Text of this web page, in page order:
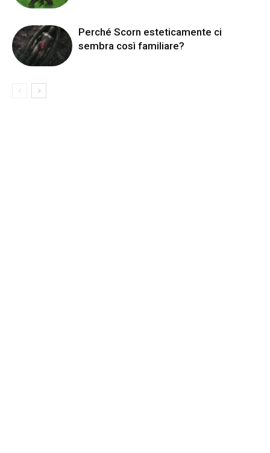
Perché Scorn esteticamente ci
sembra così familiare?